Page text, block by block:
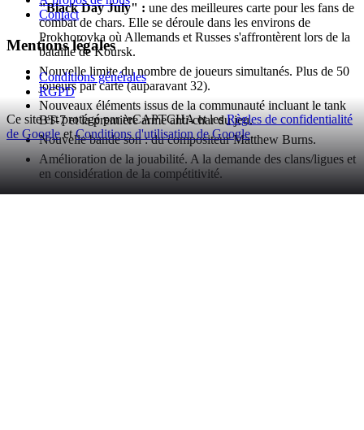
"Black Day July" : une des meilleures carte pour les fans de
combat de chars. Elle se déroule dans les environs de
Prokhorovka où Allemands et Russes s'affrontèrent lors de la
bataille de Koursk.
Nouvelle limite du nombre de joueurs simultanés. Plus de 50
joueurs par carte (auparavant 32).
Nouveaux éléments issus de la communauté incluant le tank
BT-7 et la première arme anti-char du jeu.
Nouvelle bande son : du compositeur Matthew Burns.
Amélioration de la jouabilité. A la demande des clans/ligues et
en considération de la compétitivité.
Contact
Mentions légales
Conditions générales
RGPD
Ce site est protégé par reCAPTCHA et lesRègles de confidentialité
de Google etConditions d'utilisation de Google.